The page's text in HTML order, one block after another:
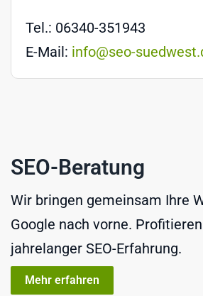
Tel.: 06340-351943
E-Mail: info@seo-
SEO-Beratung
Wir bringen gemeinsam Ihre
Google nach vorne.
jahrelanger SEO-Erfahrung.
Mehr erfahren